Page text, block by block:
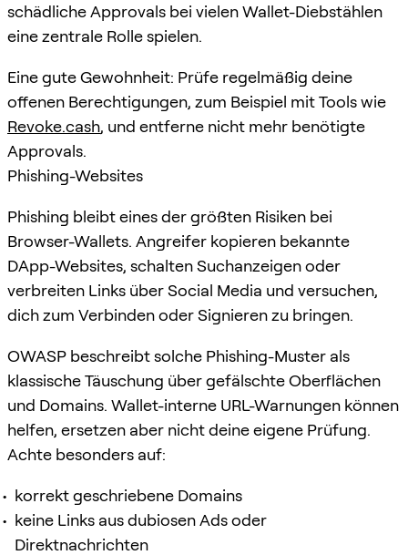
schädliche Approvals bei vielen Wallet-Diebstählen
eine zentrale Rolle spielen.
Eine gute Gewohnheit: Prüfe regelmäßig deine
offenen Berechtigungen, zum Beispiel mit Tools wie
Revoke.cash, und entferne nicht mehr benötigte
Approvals.
Phishing-Websites
Phishing bleibt eines der größten Risiken bei
Browser-Wallets. Angreifer kopieren bekannte
DApp-Websites, schalten Suchanzeigen oder
verbreiten Links über Social Media und versuchen,
dich zum Verbinden oder Signieren zu bringen.
OWASP beschreibt solche Phishing-Muster als
klassische Täuschung über gefälschte Oberflächen
und Domains. Wallet-interne URL-Warnungen können
helfen, ersetzen aber nicht deine eigene Prüfung.
Achte besonders auf:
korrekt geschriebene Domains
keine Links aus dubiosen Ads oder
Direktnachrichten